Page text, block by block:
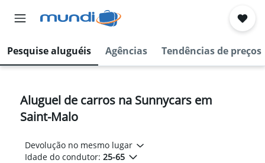
Pesquise aluguéis Agências Tendências de preços
Aluguel de carros na Sunnycars em
Saint-Malo
Devolução no mesmo lugar
Idade do condutor: 25-65